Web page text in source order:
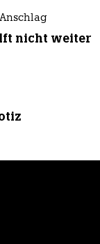
nicht weiter